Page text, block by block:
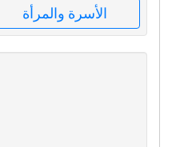
الأسرة والمرأة